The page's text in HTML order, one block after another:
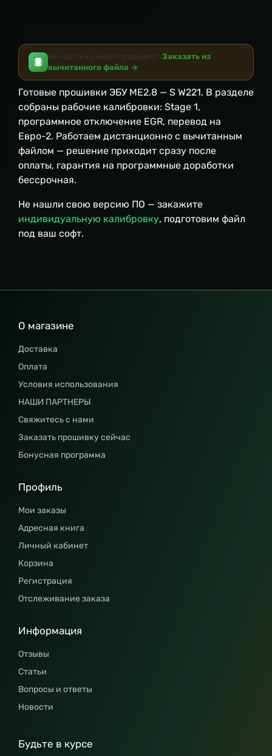
Не нашли нужную прошивку? Заказать из
вычитанного файла →
Готовые прошивки ЭБУ ME2.8 — S W221. В разделе
собраны рабочие калибровки: Stage 1,
программное отключение EGR, перевод на
Евро-2. Работаем дистанционно с вычитанным
файлом — решение приходит сразу после
оплаты, гарантия на программные доработки
бессрочная.
Не нашли свою версию ПО — закажите
индивидуальную калибровку, подготовим файл
под ваш софт.
О магазине
Доставка
Оплата
Условия использования
НАШИ ПАРТНЕРЫ
Свяжитесь с нами
Заказать прошивку сейчас
Бонусная программа
Профиль
Мои заказы
Адресная книга
Личный кабинет
Корзина
Регистрация
Отслеживание заказа
Информация
Отзывы
Статьи
Вопросы и ответы
Новости
Будьте в курсе